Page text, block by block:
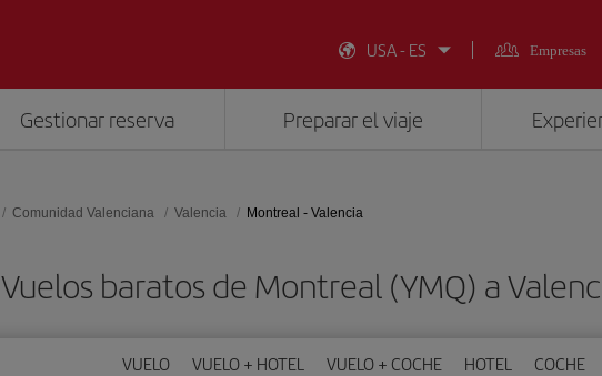
USA - ES
Empresas
Gestionar reserva Preparar el viaje
Comunidad Valenciana Valencia Montreal - Valencia
Vuelos baratos de Montreal (YMQ) a
VUELO VUELO + HOTEL VUELO + COCHE HOTEL COCHE